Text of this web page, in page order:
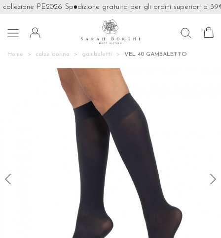
PE2026 Spedizione gratuita per gli ordini superiori a 39€

Home calze donna gambaletti VEL 40 GAMBALETTO